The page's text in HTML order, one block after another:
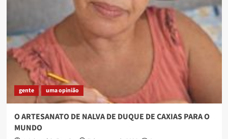
gente uma opinião
O ARTESANATO DE NALVA DE DUQUE DE CAXIAS PARA O
MUNDO